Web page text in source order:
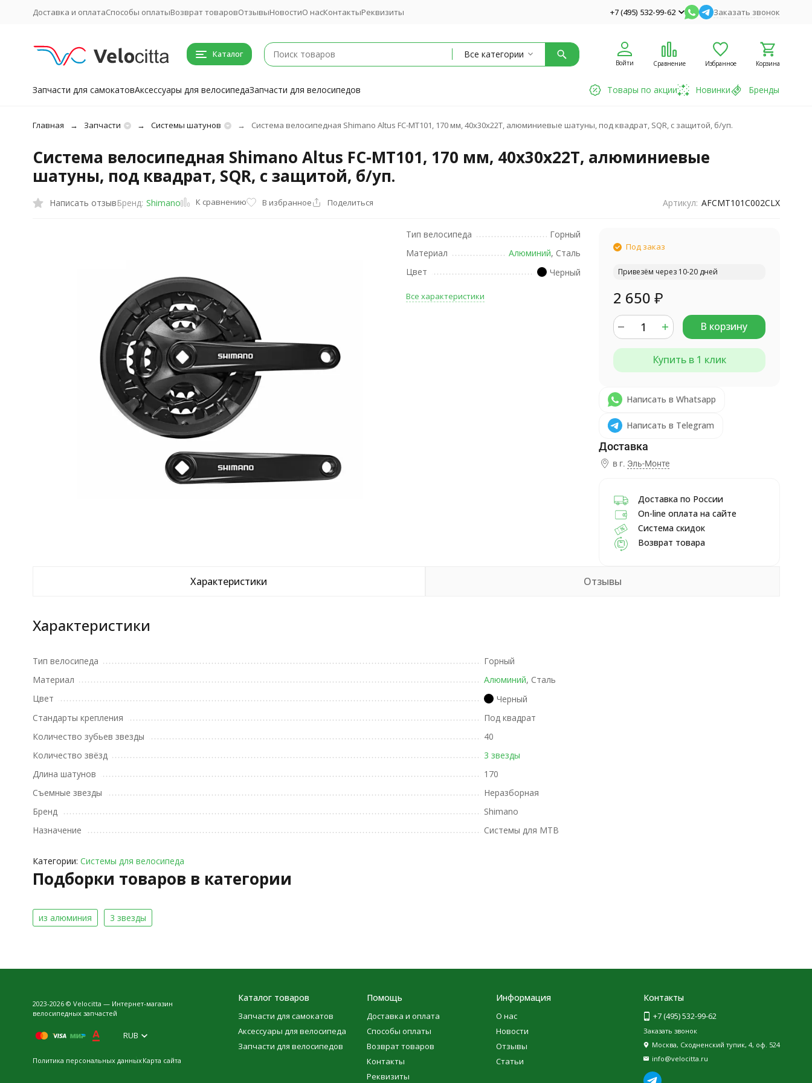
Доставка и оплатаСпособы оплатыВозврат товаровОтзывыНовостиО насКонтактыРеквизиты +7 (495) 532-99-62 Заказать звонок
Каталог Все категории
Войти Сравнение Избранное Корзина
Запчасти для самокатовАксессуары для велосипедаЗапчасти для велосипедов Товары по акции Новинки Бренды
Главная Запчасти Системы шатунов Система велосипедная Shimano Altus FC-MT101, 170 мм, 40х30х22T, алюминиевые шатуны, под квадрат, SQR, с защитой, б/уп.
Система велосипедная Shimano Altus FC-MT101, 170 мм, 40х30х22T, алюминиевые
шатуны, под квадрат, SQR, с защитой, б/уп.
Написать отзывБренд: Shimano К сравнению В избранное Поделиться Артикул: AFCMT101C002CLX
Тип велосипеда
Горный
Материал
Алюминий, Сталь
Цвет
Черный
Все характеристики
Под заказ
Привезём через 10-20 дней
2 650 ₽
В корзину
Купить в 1 клик
Написать в Whatsapp
Написать в Telegram
в г. Эль-Монте
Доставка по России
On-line оплата на сайте
Система скидок
Возврат товара
Характеристики Отзывы
Характеристики
Тип велосипеда
Горный
Материал
Алюминий, Сталь
Цвет
Черный
Стандарты крепления
Под квадрат
Количество зубьев звезды
40
Количество звёзд
3 звезды
Длина шатунов
170
Съемные звезды
Неразборная
Бренд
Shimano
Назначение
Системы для MTB
Категории: Системы для велосипеда
Подборки товаров в категории
из алюминия 3 звезды
2023-2026 © Velocitta — Интернет-магазин
велосипедных запчастей
RUB
Политика персональных данныхКарта сайта
Каталог товаров
Запчасти для самокатов
Аксессуары для велосипеда
Запчасти для велосипедов
Помощь
Доставка и оплата
Способы оплаты
Возврат товаров
Контакты
Реквизиты
Информация
О нас
Новости
Отзывы
Статьи
Контакты
+7 (495) 532-99-62
Заказать звонок
Москва, Сходненский тупик, 4, оф. 524
info@velocitta.ru